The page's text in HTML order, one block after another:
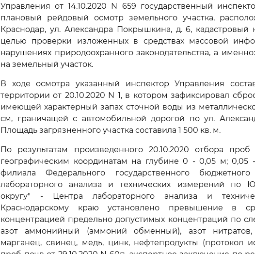
Управления от 14.10.2020 N 659 государственный
плановый рейдовый осмотр земельного участка,
Краснодар, ул. Александра Покрышкина, д. 6, кадастровый
целью проверки изложенных в средствах массовой
нарушениях природоохранного законодательства, а
на земельный участок.
В ходе осмотра указанный инспектор Управления
территории от 20.10.2020 N 1, в котором зафиксировал
имеющей характерный запах сточной воды из
см, граничащей с автомобильной дорогой по ул.
Площадь загрязненного участка составила 1 500 кв. м.
По результатам произведенного 20.10.2020 отбора
географическим координатам на глубине 0 - 0,05 м; 0,05
филиала Федерального государственного
лабораторного анализа и технических измерений по
округу" - Центра лабораторного анализа и
Краснодарскому краю установлено превышение в
концентрацией предельно допустимых концентраций по
азот аммонийный (аммоний обменный), азот
марганец, свинец, медь, цинк, нефтепродукты (протокол